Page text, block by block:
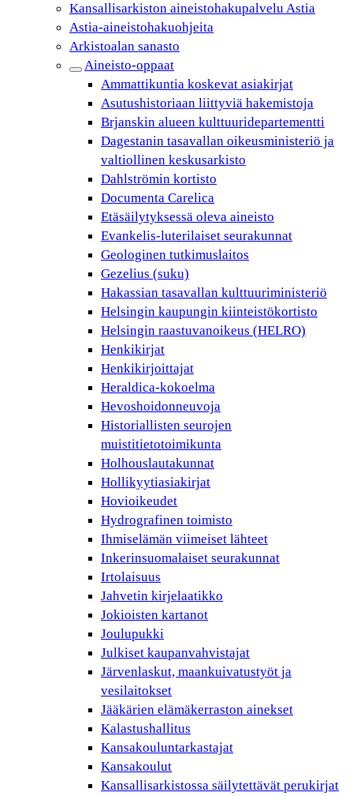
Kansallisarkiston aineistohakupalvelu Astia
Astia-aineistohakuohjeita
Arkistoalan sanasto
Aineisto-oppaat
Ammattikuntia koskevat asiakirjat
Asutushistoriaan liittyviä hakemistoja
Brjanskin alueen kulttuuridepartementti
Dagestanin tasavallan oikeusministeriö ja
valtiollinen keskusarkisto
Dahlströmin kortisto
Documenta Carelica
Etäsäilytyksessä oleva aineisto
Evankelis-luterilaiset seurakunnat
Geologinen tutkimuslaitos
Gezelius (suku)
Hakassian tasavallan kulttuuriministeriö
Helsingin kaupungin kiinteistökortisto
Helsingin raastuvanoikeus (HELRO)
Henkikirjat
Henkikirjoittajat
Heraldica-kokoelma
Hevoshoidonneuvoja
Historiallisten seurojen
muistitietotoimikunta
Holhouslautakunnat
Hollikyytiasiakirjat
Hovioikeudet
Hydrografinen toimisto
Ihmiselämän viimeiset lähteet
Inkerinsuomalaiset seurakunnat
Irtolaisuus
Jahvetin kirjelaatikko
Jokioisten kartanot
Joulupukki
Julkiset kaupanvahvistajat
Järvenlaskut, maankuivatustyöt ja
vesilaitokset
Jääkärien elämäkerraston ainekset
Kalastushallitus
Kansakouluntarkastajat
Kansakoulut
Kansallisarkistossa säilytettävät perukirjat